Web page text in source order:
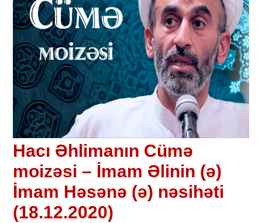
Hacı Əhlimanın Cümə
moizəsi – İmam Əlinin (ə)
İmam Həsənə (ə) nəsihəti
(18.12.2020)